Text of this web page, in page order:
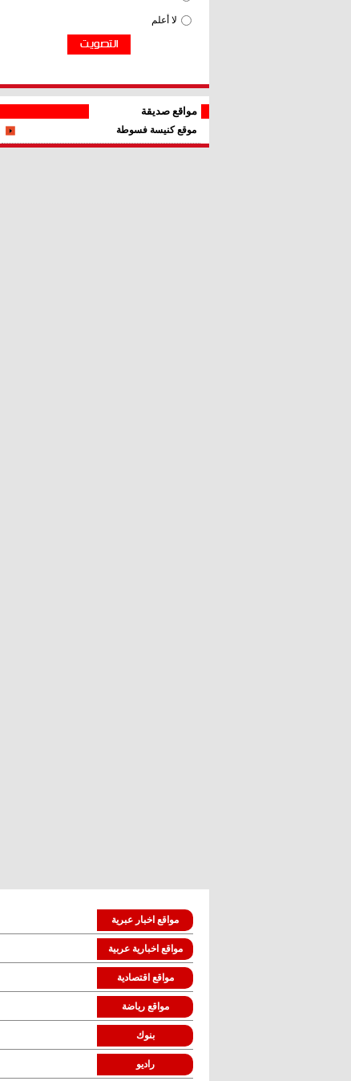
مواقع صديقة
موقع كنيسة فسوطة
مواقع اخبار عبرية
مواقع اخبارية عربية
مواقع اقتصادية
مواقع رياضة
بنوك
راديو